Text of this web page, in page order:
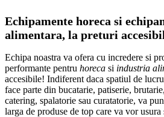
Echipamente horeca si
alimentara, la preturi
Echipa noastra va ofera cu incredere si
performante pentru horeca si industria
accesibile! Indiferent daca spatiul de
face parte din bucatarie, patiserie,
catering, spalatorie sau curatatorie, va
larga de produse de top care va vor